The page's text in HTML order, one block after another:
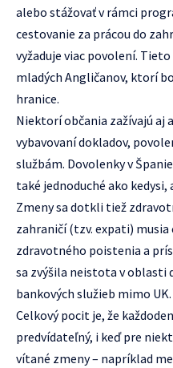
alebo stážovať v rámci
cestovanie za prácou do
vyžaduje viac povolení.
mladých Angličanov, ktorí
hranice.
Niektorí občania zažívajú
vybavovaní dokladov,
službám. Dovolenky v
také jednoduché ako
Zmeny sa dotkli tiež
zahraničí (tzv. expati)
zdravotného poistenia a
sa zvýšila neistota v oblasti
bankových služieb mimo UK.
Celkový pocit je, že
predvídateľný, i keď pre
vítané zmeny – napríklad